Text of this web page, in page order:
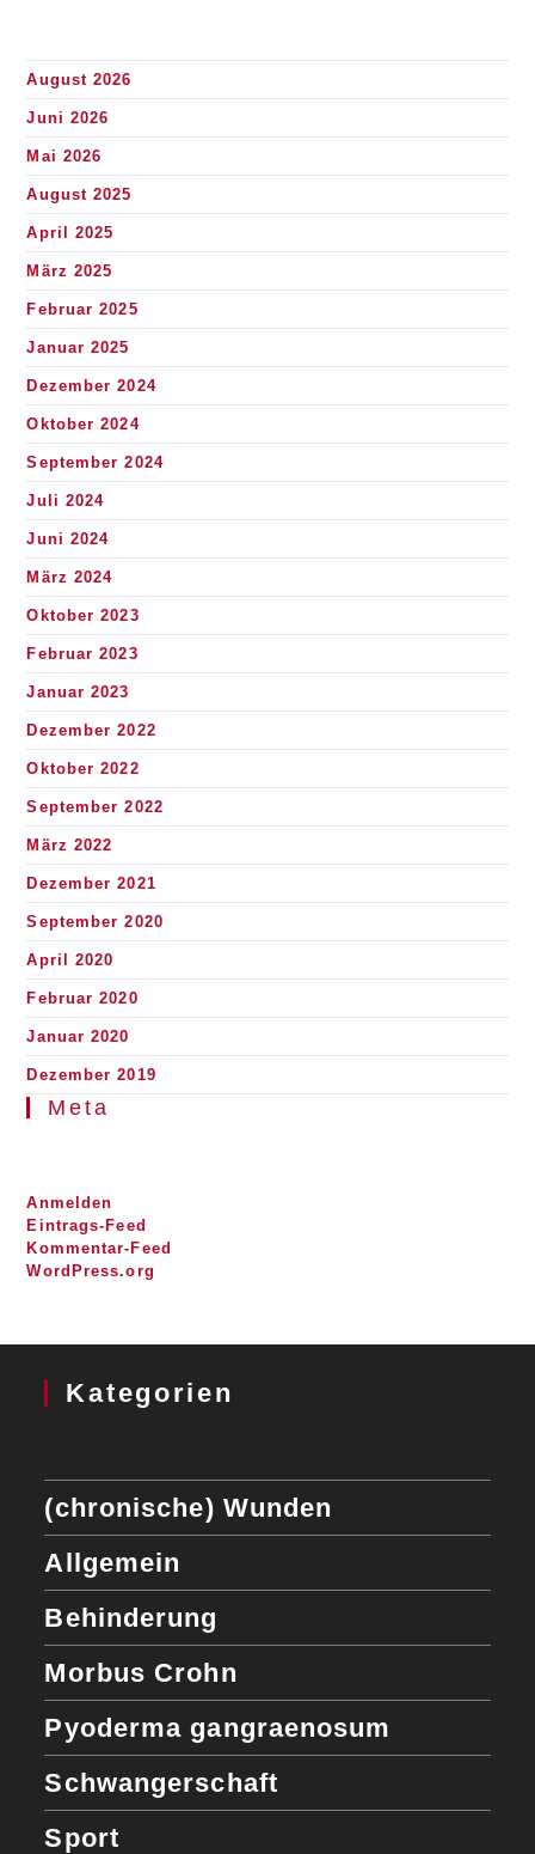
August 2026
Juni 2026
Mai 2026
August 2025
April 2025
März 2025
Februar 2025
Januar 2025
Dezember 2024
Oktober 2024
September 2024
Juli 2024
Juni 2024
März 2024
Oktober 2023
Februar 2023
Januar 2023
Dezember 2022
Oktober 2022
September 2022
März 2022
Dezember 2021
September 2020
April 2020
Februar 2020
Januar 2020
Dezember 2019
Meta
Anmelden
Eintrags-Feed
Kommentar-Feed
WordPress.org
Kategorien
(chronische) Wunden
Allgemein
Behinderung
Morbus Crohn
Pyoderma gangraenosum
Schwangerschaft
Sport